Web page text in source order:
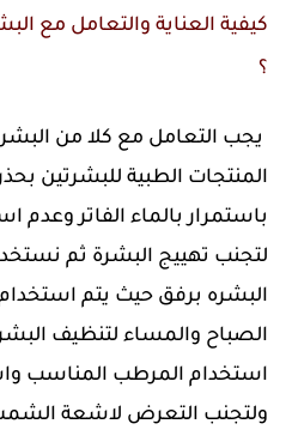
كيفية العناية والتعامل مع
؟
يجب التعامل مع كلا من
المنتجات الطبية للبشرتين
باستمرار بالماء الفاتر وعدم
لتجنب تهييج البشرة ثم
البشره برفق حيث يتم
الصباح والمساء لتنظيف
استخدام المرطب المناسب
ولتجنب التعرض لاشعة